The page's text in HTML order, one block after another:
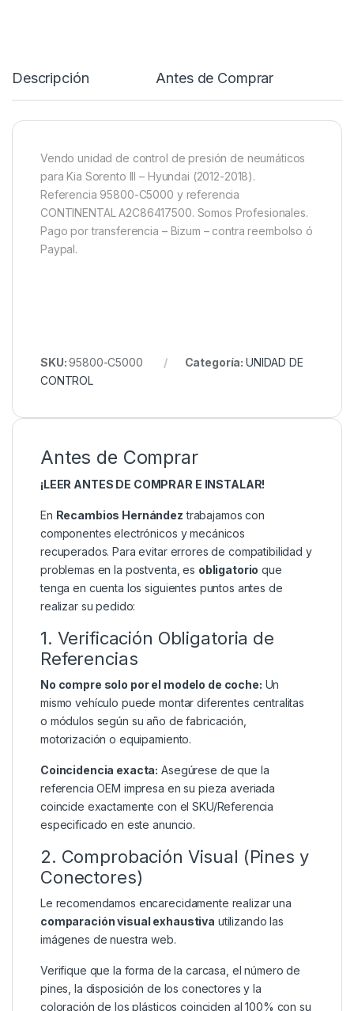
Descripción Antes de Comprar
Vendo unidad de control de presión de neumáticos
para Kia Sorento III – Hyundai (2012-2018).
Referencia 95800-C5000 y referencia
CONTINENTAL A2C86417500. Somos Profesionales.
Pago por transferencia – Bizum – contra reembolso ó
Paypal.
SKU:95800-C5000 Categoría: UNIDAD DE
CONTROL
Antes de Comprar
¡LEER ANTES DE COMPRAR E INSTALAR!
En Recambios Hernández trabajamos con
componentes electrónicos y mecánicos
recuperados. Para evitar errores de compatibilidad y
problemas en la postventa, es obligatorio que
tenga en cuenta los siguientes puntos antes de
realizar su pedido:
1. Verificación Obligatoria de
Referencias
No compre solo por el modelo de coche: Un
mismo vehículo puede montar diferentes centralitas
o módulos según su año de fabricación,
motorización o equipamiento.
Coincidencia exacta: Asegúrese de que la
referencia OEM impresa en su pieza averiada
coincide exactamente con el SKU/Referencia
especificado en este anuncio.
2. Comprobación Visual (Pines y
Conectores)
Le recomendamos encarecidamente realizar una
comparación visual exhaustiva utilizando las
imágenes de nuestra web.
Verifique que la forma de la carcasa, el número de
pines, la disposición de los conectores y la
coloración de los plásticos coinciden al 100% con su